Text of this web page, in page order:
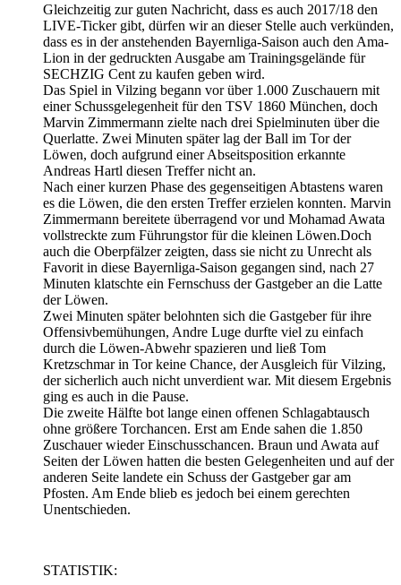
Gleichzeitig zur guten Nachricht, dass es auch 2017/18 den
LIVE-Ticker gibt, dürfen wir an dieser Stelle auch verkünden,
dass es in der anstehenden Bayernliga-Saison auch den Ama-
Lion in der gedruckten Ausgabe am Trainingsgelände für
SECHZIG Cent zu kaufen geben wird.
Das Spiel in Vilzing begann vor über 1.000 Zuschauern mit
einer Schussgelegenheit für den TSV 1860 München, doch
Marvin Zimmermann zielte nach drei Spielminuten über die
Querlatte. Zwei Minuten später lag der Ball im Tor der
Löwen, doch aufgrund einer Abseitsposition erkannte
Andreas Hartl diesen Treffer nicht an.
Nach einer kurzen Phase des gegenseitigen Abtastens waren
es die Löwen, die den ersten Treffer erzielen konnten. Marvin
Zimmermann bereitete überragend vor und Mohamad Awata
vollstreckte zum Führungstor für die kleinen Löwen.Doch
auch die Oberpfälzer zeigten, dass sie nicht zu Unrecht als
Favorit in diese Bayernliga-Saison gegangen sind, nach 27
Minuten klatschte ein Fernschuss der Gastgeber an die Latte
der Löwen.
Zwei Minuten später belohnten sich die Gastgeber für ihre
Offensivbemühungen, Andre Luge durfte viel zu einfach
durch die Löwen-Abwehr spazieren und ließ Tom
Kretzschmar in Tor keine Chance, der Ausgleich für Vilzing,
der sicherlich auch nicht unverdient war. Mit diesem Ergebnis
ging es auch in die Pause.
Die zweite Hälfte bot lange einen offenen Schlagabtausch
ohne größere Torchancen. Erst am Ende sahen die 1.850
Zuschauer wieder Einschusschancen. Braun und Awata auf
Seiten der Löwen hatten die besten Gelegenheiten und auf der
anderen Seite landete ein Schuss der Gastgeber gar am
Pfosten. Am Ende blieb es jedoch bei einem gerechten
Unentschieden.
STATISTIK: